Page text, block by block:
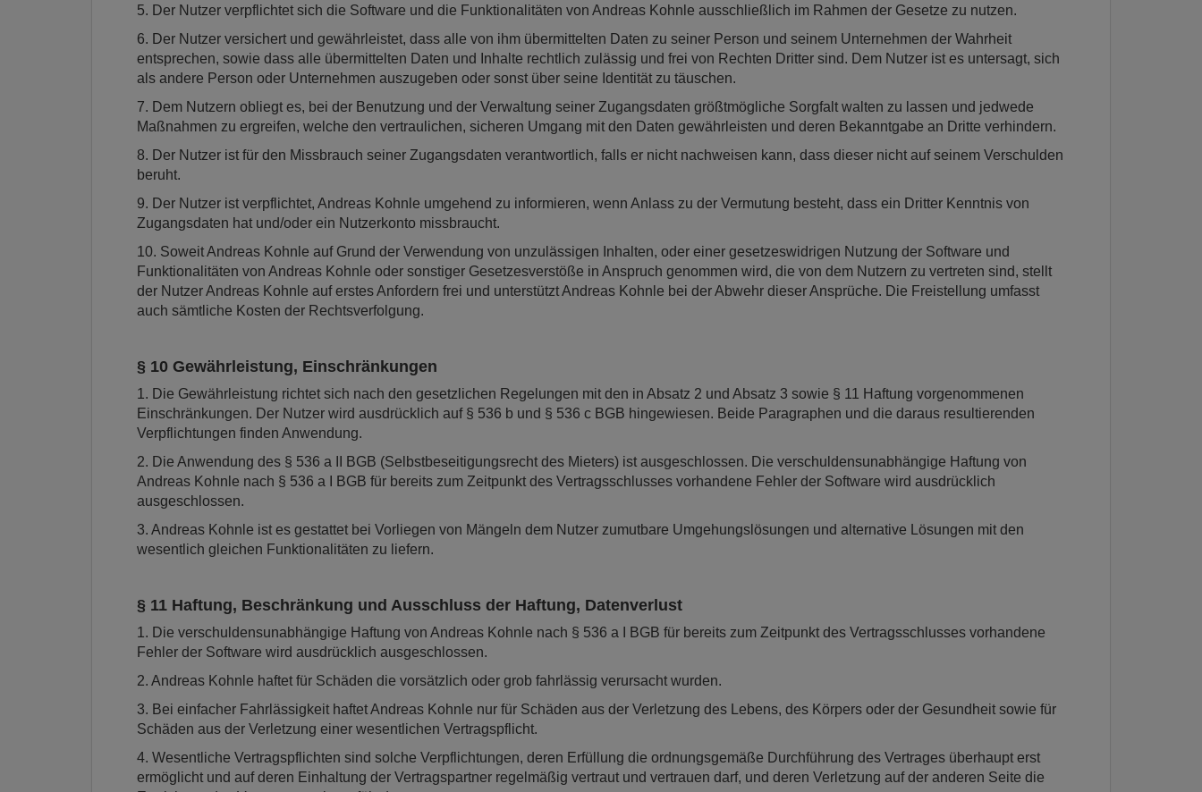
5. Der Nutzer verpflichtet sich die Software und die Funktionalitäten von Andreas Kohnle ausschließlich im Rahmen der Gesetze zu nutzen.
6. Der Nutzer versichert und gewährleistet, dass alle von ihm übermittelten Daten zu seiner Person und seinem Unternehmen der Wahrheit
entsprechen, sowie dass alle übermittelten Daten und Inhalte rechtlich zulässig und frei von Rechten Dritter sind. Dem Nutzer ist es untersagt, sich
als andere Person oder Unternehmen auszugeben oder sonst über seine Identität zu täuschen.
7. Dem Nutzern obliegt es, bei der Benutzung und der Verwaltung seiner Zugangsdaten größtmögliche Sorgfalt walten zu lassen und jedwede
Maßnahmen zu ergreifen, welche den vertraulichen, sicheren Umgang mit den Daten gewährleisten und deren Bekanntgabe an Dritte verhindern.
8. Der Nutzer ist für den Missbrauch seiner Zugangsdaten verantwortlich, falls er nicht nachweisen kann, dass dieser nicht auf seinem Verschulden
beruht.
9. Der Nutzer ist verpflichtet, Andreas Kohnle umgehend zu informieren, wenn Anlass zu der Vermutung besteht, dass ein Dritter Kenntnis von
Zugangsdaten hat und/oder ein Nutzerkonto missbraucht.
10. Soweit Andreas Kohnle auf Grund der Verwendung von unzulässigen Inhalten, oder einer gesetzeswidrigen Nutzung der Software und
Funktionalitäten von Andreas Kohnle oder sonstiger Gesetzesverstöße in Anspruch genommen wird, die von dem Nutzern zu vertreten sind, stellt
der Nutzer Andreas Kohnle auf erstes Anfordern frei und unterstützt Andreas Kohnle bei der Abwehr dieser Ansprüche. Die Freistellung umfasst
auch sämtliche Kosten der Rechtsverfolgung.
§ 10 Gewährleistung, Einschränkungen
1. Die Gewährleistung richtet sich nach den gesetzlichen Regelungen mit den in Absatz 2 und Absatz 3 sowie § 11 Haftung vorgenommenen
Einschränkungen. Der Nutzer wird ausdrücklich auf § 536 b und § 536 c BGB hingewiesen. Beide Paragraphen und die daraus resultierenden
Verpflichtungen finden Anwendung.
2. Die Anwendung des § 536 a II BGB (Selbstbeseitigungsrecht des Mieters) ist ausgeschlossen. Die verschuldensunabhängige Haftung von
Andreas Kohnle nach § 536 a I BGB für bereits zum Zeitpunkt des Vertragsschlusses vorhandene Fehler der Software wird ausdrücklich
ausgeschlossen.
3. Andreas Kohnle ist es gestattet bei Vorliegen von Mängeln dem Nutzer zumutbare Umgehungslösungen und alternative Lösungen mit den
wesentlich gleichen Funktionalitäten zu liefern.
§ 11 Haftung, Beschränkung und Ausschluss der Haftung, Datenverlust
1. Die verschuldensunabhängige Haftung von Andreas Kohnle nach § 536 a I BGB für bereits zum Zeitpunkt des Vertragsschlusses vorhandene
Fehler der Software wird ausdrücklich ausgeschlossen.
2. Andreas Kohnle haftet für Schäden die vorsätzlich oder grob fahrlässig verursacht wurden.
3. Bei einfacher Fahrlässigkeit haftet Andreas Kohnle nur für Schäden aus der Verletzung des Lebens, des Körpers oder der Gesundheit sowie für
Schäden aus der Verletzung einer wesentlichen Vertragspflicht.
4. Wesentliche Vertragspflichten sind solche Verpflichtungen, deren Erfüllung die ordnungsgemäße Durchführung des Vertrages überhaupt erst
ermöglicht und auf deren Einhaltung der Vertragspartner regelmäßig vertraut und vertrauen darf, und deren Verletzung auf der anderen Seite die